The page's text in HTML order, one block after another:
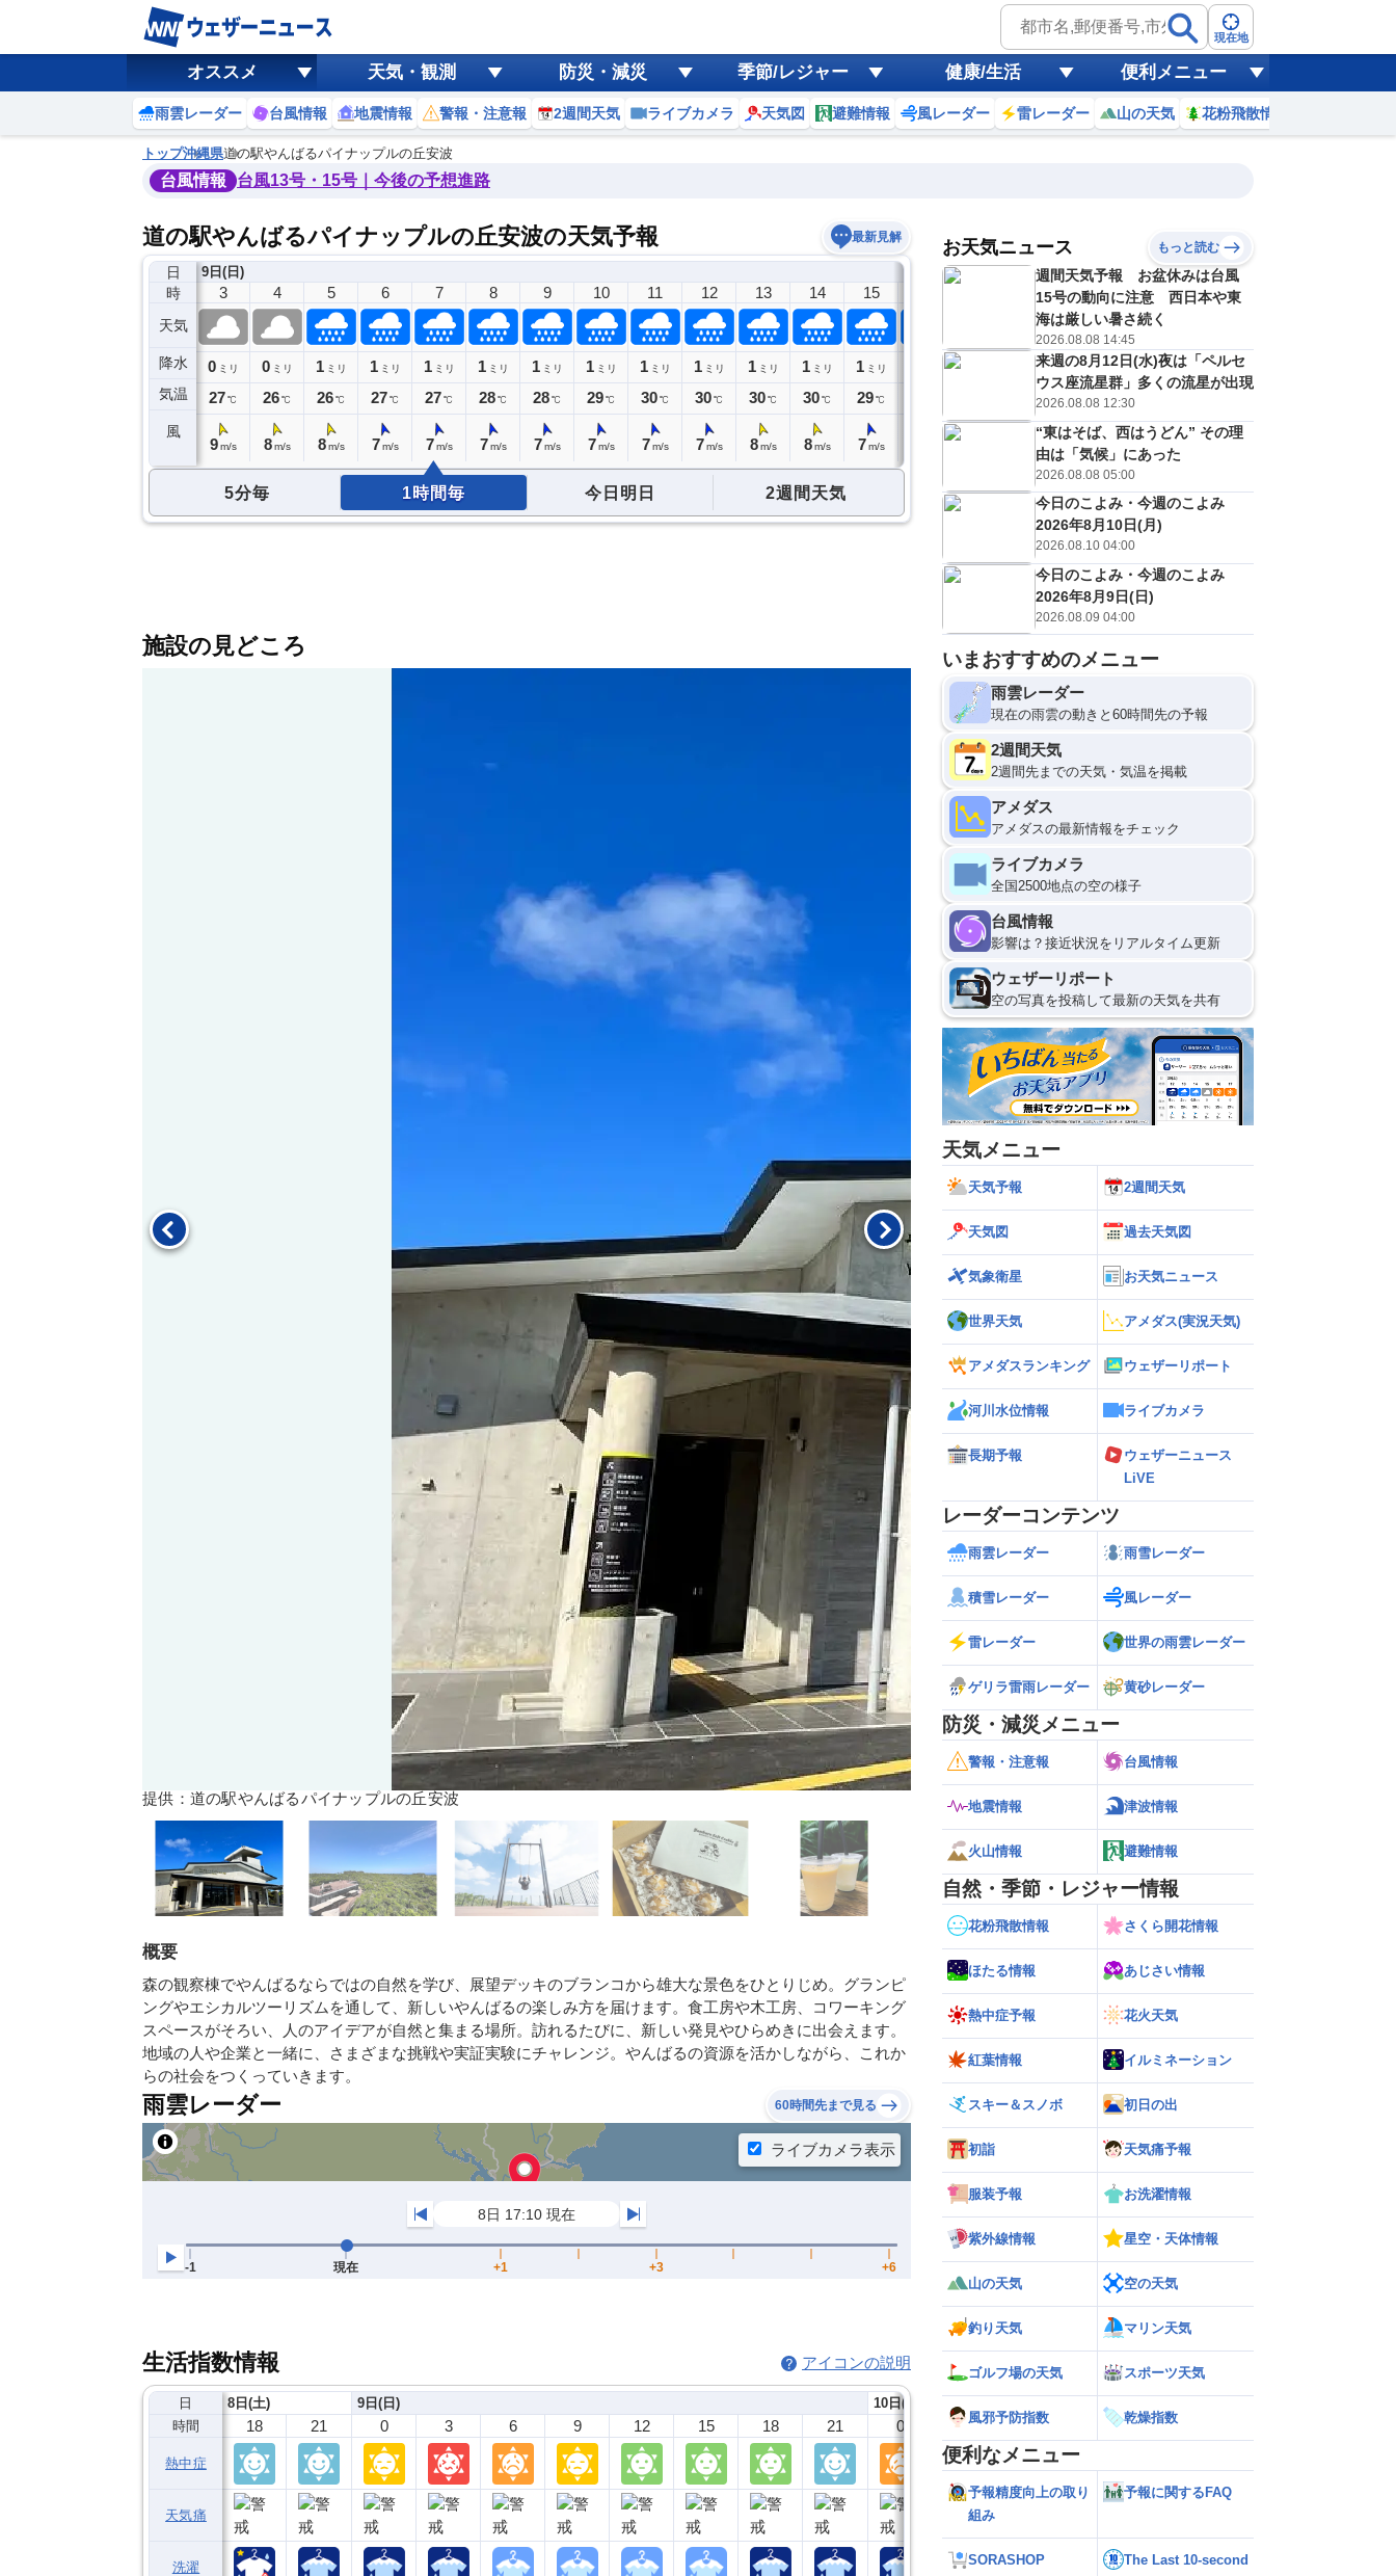
現在地
オススメ 天気・観測 防災・減災 季節/レジャー 健康/生活 便利メニュー
雨雲レーダー 台風情報 地震情報 警報・注意報 2週間天気 ライブカメラ 天気図 避難情報 風レーダー 雷レーダー 山の天気 花粉飛散情報
トップ沖縄県道の駅やんばるパイナップルの丘安波
台風情報 台風13号・15号｜今後の予想進路
道の駅やんばるパイナップルの丘安波の天気予報 最新見解
日
時
天気
降水
気温
風
9日(日)
2
0ミリ
27℃
3
0 ミリ
27℃
9 m/s
4
0 ミリ
26℃
8 m/s
5
1 ミリ
26℃
8 m/s
6
1 ミリ
27℃
7 m/s
7
1 ミリ
27℃
7 m/s
8
1 ミリ
28℃
7 m/s
9
1 ミリ
28℃
7 m/s
10
1 ミリ
29℃
7 m/s
11
1 ミリ
30℃
7 m/s
12
1 ミリ
30℃
7 m/s
13
1 ミリ
30℃
8 m/s
14
1 ミリ
30℃
8 m/s
15
1 ミリ
29℃
7 m/s
18
ミリ
℃
m/s
19
1ミリ
28 ℃
7m/s
20
1ミリ
27
7 m/s
21
1
7
22
1ミリ
6
5分毎 1時間毎 今日明日 2週間天気
施設の見どころ
提供：道の駅やんばるパイナップルの丘安波
概要
森の観察棟でやんばるならではの自然を学び、展望デッキのブランコから雄大な景色をひとりじめ。グランピ
ングやエシカルツーリズムを通して、新しいやんばるの楽しみ方を届けます。食工房や木工房、コワーキング
スペースがそろい、人のアイデアが自然と集まる場所。訪れるたびに、新しい発見やひらめきに出会えます。
地域の人や企業と一緒に、さまざまな挑戦や実証実験にチャレンジ。やんばるの資源を活かしながら、これか
らの社会をつくっていきます。
雨雲レーダー 60時間先まで見る
生活指数情報 アイコンの説明
日
時間
熱中症
天気痛
洗濯
8日(土)
18 21
9日(日)
0 3 6 9 12 15 18 21
10日(月)
0
お天気ニュース もっと読む
週間天気予報 お盆休みは台風
15号の動向に注意 西日本や東
海は厳しい暑さ続く
2026.08.08 14:45
来週の8月12日(水)夜は「ペルセ
ウス座流星群」多くの流星が出現
2026.08.08 12:30
“東はそば、西はうどん” その理
由は「気候」にあった
2026.08.08 05:00
今日のこよみ・今週のこよみ
2026年8月10日(月)
2026.08.10 04:00
今日のこよみ・今週のこよみ
2026年8月9日(日)
2026.08.09 04:00
いまおすすめのメニュー
雨雲レーダー
現在の雨雲の動きと60時間先の予報
2週間天気
2週間先までの天気・気温を掲載
アメダス
アメダスの最新情報をチェック
ライブカメラ
全国2500地点の空の様子
台風情報
影響は？接近状況をリアルタイム更新
ウェザーリポート
空の写真を投稿して最新の天気を共有
天気メニュー
天気予報 2週間天気
天気図 過去天気図
気象衛星 お天気ニュース
世界天気 アメダス(実況天気)
アメダスランキング ウェザーリポート
河川水位情報 ライブカメラ
長期予報
ウェザーニュース
LiVE
レーダーコンテンツ
雨雲レーダー 雨雪レーダー
積雪レーダー 風レーダー
雷レーダー 世界の雨雲レーダー
ゲリラ雷雨レーダー 黄砂レーダー
防災・減災メニュー
警報・注意報 台風情報
地震情報 津波情報
火山情報 避難情報
自然・季節・レジャー情報
花粉飛散情報 さくら開花情報
ほたる情報 あじさい情報
熱中症予報 花火天気
紅葉情報 イルミネーション
スキー＆スノボ 初日の出
初詣 天気痛予報
服装予報 お洗濯情報
紫外線情報 星空・天体情報
山の天気 空の天気
釣り天気 マリン天気
ゴルフ場の天気 スポーツ天気
風邪予防指数 乾燥指数
便利なメニュー
予報精度向上の取り
組み
予報に関するFAQ
SORASHOP The Last 10-second